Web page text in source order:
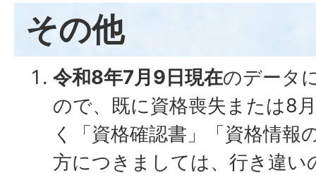
その他
令和8年7月9日現在のデータ
ので、既に資格喪失または8
く「資格確認書」「資格情報
方につきましては、行き違い